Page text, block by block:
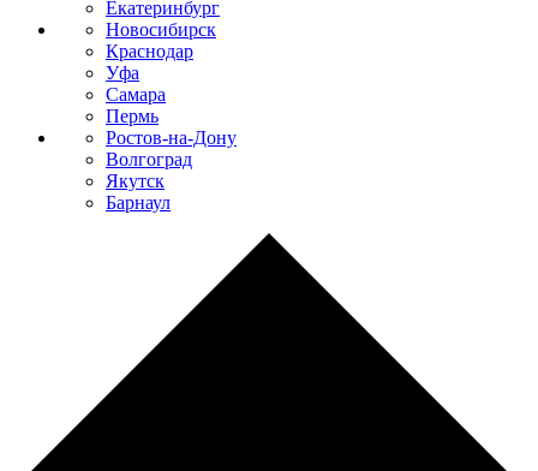
Екатеринбург
Новосибирск
Краснодар
Уфа
Самара
Пермь
Ростов-на-Дону
Волгоград
Якутск
Барнаул